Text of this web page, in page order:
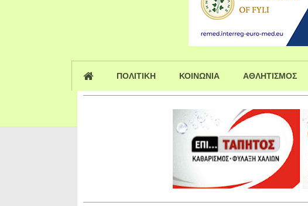
ΠΟΛΙΤΙΚΗ ΚΟΙΝΩΝΙΑ ΑΘΛΗΤΙΣΜΟΣ